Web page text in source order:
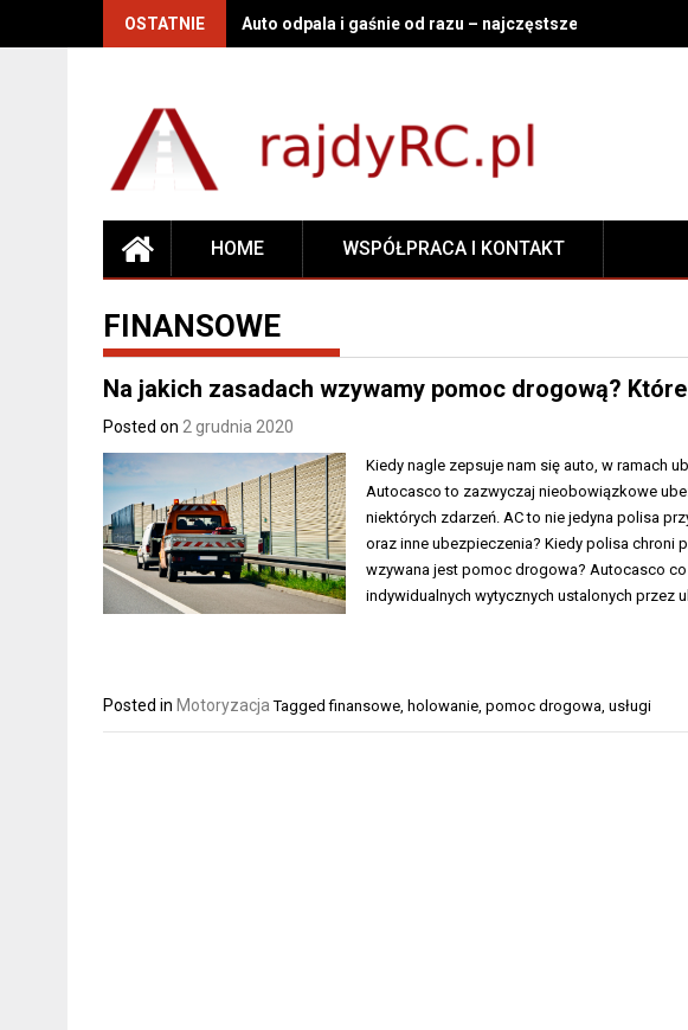
OSTATNIE Auto odpala i gaśnie od razu – najczęstsze przyczyny i
HOME WSPÓŁPRACA I KONTAKT
FINANSOWE
Na jakich zasadach wzywamy pomoc drogową?
Posted on 2 grudnia 2020
Kiedy nagle zepsuje nam się auto, w ramach
Autocasco to zazwyczaj nieobowiązkowe
niektórych zdarzeń. AC to nie jedyna polisa
oraz inne ubezpieczenia? Kiedy polisa chroni
wzywana jest pomoc drogowa? Autocasco
indywidualnych wytycznych ustalonych przez
Posted in Motoryzacja Taggedfinansowe holowanie pomoc drogowa usługi